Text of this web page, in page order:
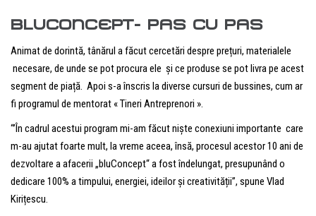
BLUCONCEPT- PAS CU PAS
Animat de dorintă, tânărul a făcut cercetări despre prețuri, materialele
necesare, de unde se pot procura ele și ce produse se pot livra pe acest
segment de piață. Apoi s-a înscris la diverse cursuri de bussines, cum ar
fi programul de mentorat « Tineri Antreprenori ».
“’În cadrul acestui program mi-am făcut niște conexiuni importante care
m-au ajutat foarte mult, la vreme aceea, însă, procesul acestor 10 ani de
dezvoltare a afacerii „bluConcept“a fost îndelungat, presupunând o
dedicare 100% a timpului, energiei, ideilor și creativității”, spune Vlad
Kirițescu.